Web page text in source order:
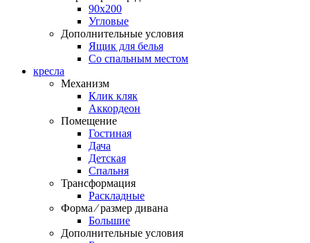
90х200
Угловые
Дополнительные условия
Ящик для белья
Со спальным местом
кресла
Механизм
Клик кляк
Аккордеон
Помещение
Гостиная
Дача
Детская
Спальня
Трансформация
Раскладные
Форма ⁄ размер дивана
Большие
Дополнительные условия